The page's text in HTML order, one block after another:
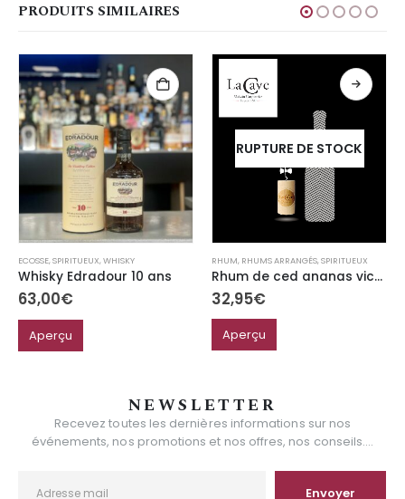
PRODUITS SIMILAIRES
ECOSSE,SPIRITUEUX,WHISKY
Whisky Edradour 10 ans
63,00€
Aperçu
RUPTURE DE STOCK
RHUM, RHUMS ARRANGÉS,SPIRITUEUX
Rhum de ced ananas victoria 70cl
32,95€
Aperçu
NEWSLETTER
Recevez toutes les dernières informations sur nos
événements, nos promotions et nos offres, nos conseils....